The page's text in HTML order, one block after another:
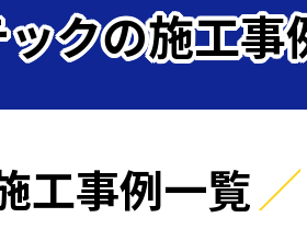
クの施工事
工事例一覧